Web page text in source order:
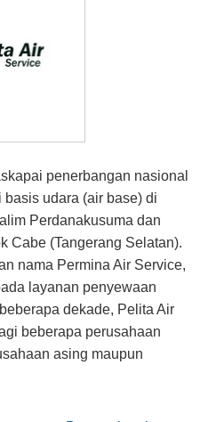
penerbangan nasional
udara (air base) di
Perdanakusuma dan
Cabe (Tangerang Selatan).
nama Permina Air Service,
layanan penyewaan
dekade, Pelita Air
beberapa perusahaan
asing maupun